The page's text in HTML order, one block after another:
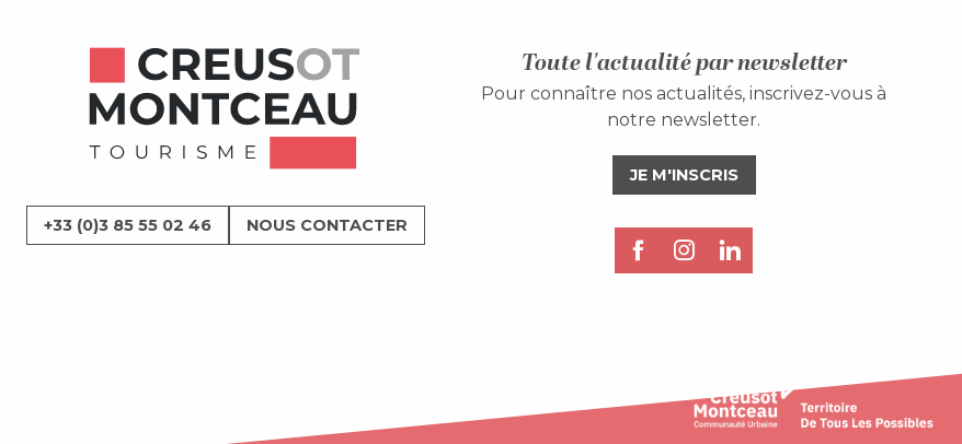
+33 (0)3 85 55 02 46 NOUS CONTACTER
Toute l'actualité par newsletter
Pour connaître nos actualités, inscrivez-vous à
notre newsletter.
JE M'INSCRIS